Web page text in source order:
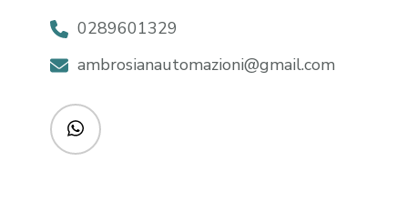
0289601329
ambrosianautomazioni@gmail.com